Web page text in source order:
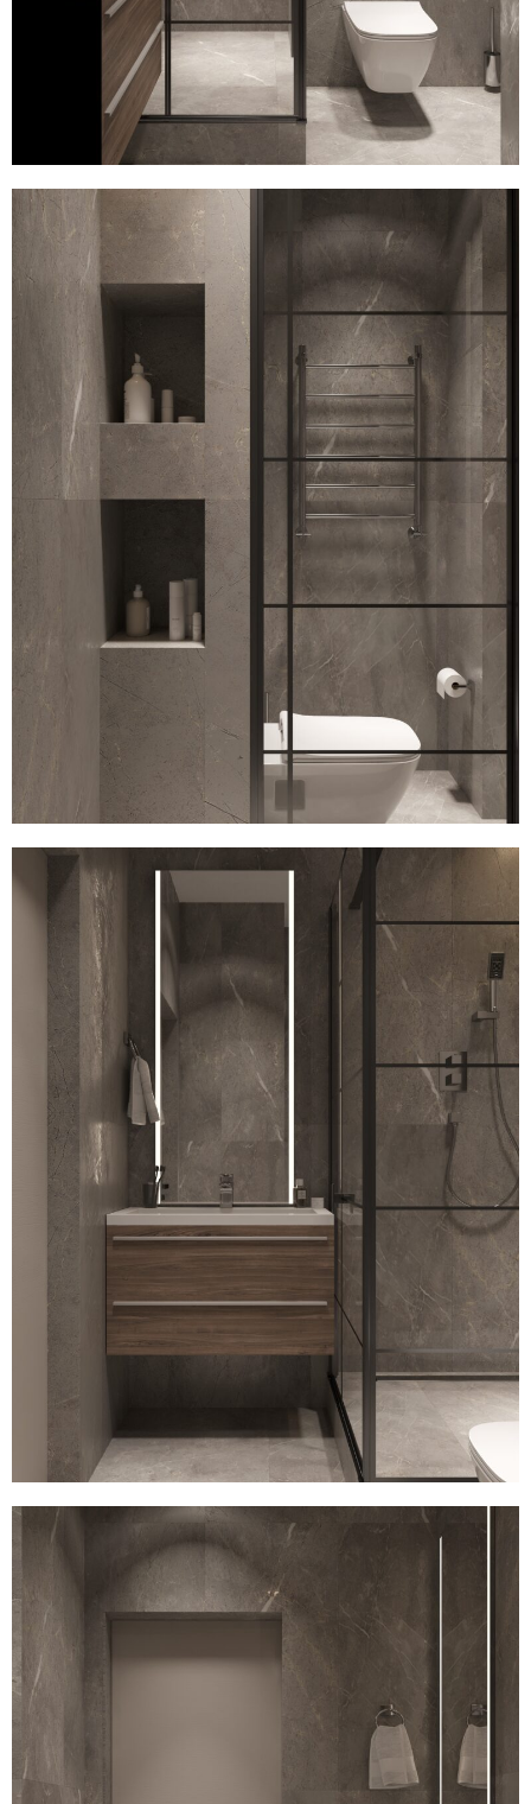
в панельном доме
в Минск мир
в Минск мир
на Братской 15
в современном стиле ЖК «Левада»